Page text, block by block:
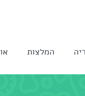
המלצות